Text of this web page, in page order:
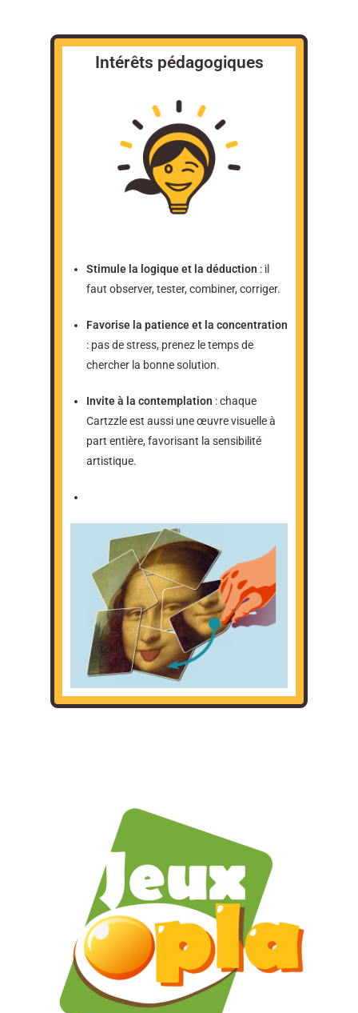
Intérêts pédagogiques
Stimule la logique et la déduction : il
faut observer, tester, combiner, corriger.
Favorise la patience et la concentration
: pas de stress, prenez le temps de
chercher la bonne solution.
Invite à la contemplation : chaque
Cartzzle est aussi une œuvre visuelle à
part entière, favorisant la sensibilité
artistique.